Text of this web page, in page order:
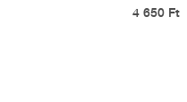
4 650 Ft